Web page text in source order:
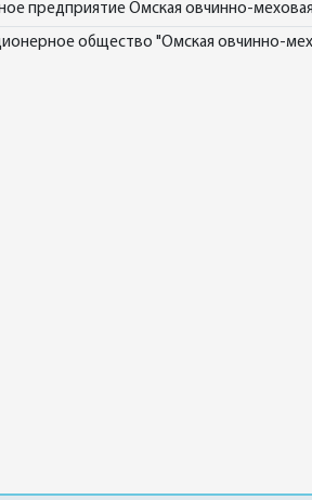
предприятие Омская овчинно-
общество "Омская овчинно-